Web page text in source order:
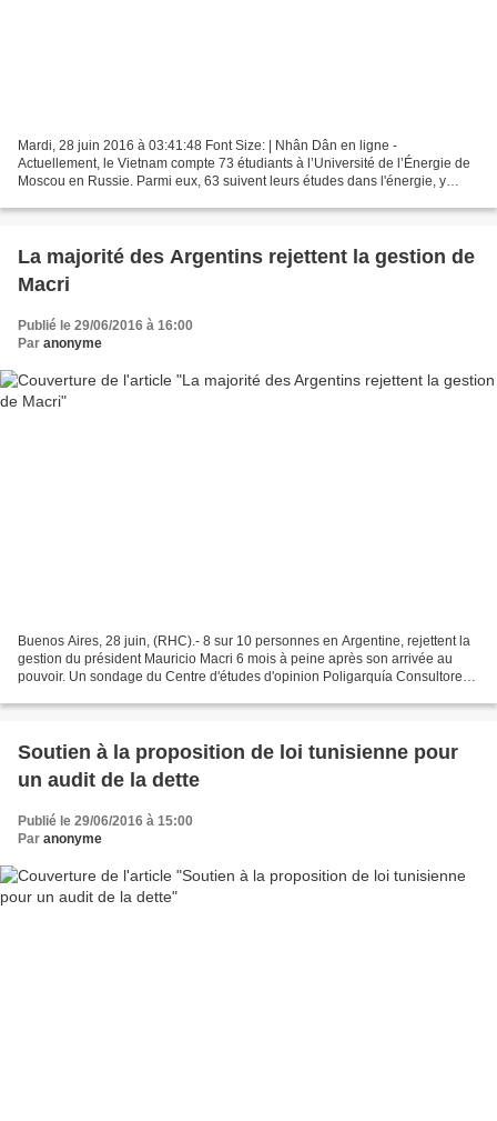
Mardi, 28 juin 2016 à 03:41:48 Font Size: | Nhân Dân en ligne -
Actuellement, le Vietnam compte 73 étudiants à l’Université de l’Énergie de
Moscou en Russie. Parmi eux, 63 suivent leurs études dans l'énergie, y
La majorité des Argentins rejettent la gestion de
Macri
Publié le 29/06/2016 à 16:00
Par anonyme
Buenos Aires, 28 juin, (RHC).- 8 sur 10 personnes en Argentine, rejettent la
gestion du président Mauricio Macri 6 mois à peine après son arrivée au
pouvoir. Un sondage du Centre d'études d'opinion Poligarquía Consultores
Soutien à la proposition de loi tunisienne pour
un audit de la dette
Publié le 29/06/2016 à 15:00
Par anonyme